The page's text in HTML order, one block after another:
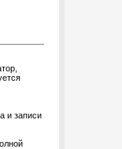
и записи